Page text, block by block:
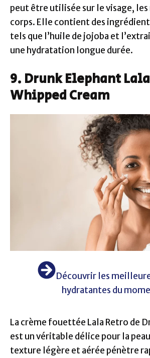
peut être utilisée sur le visage, les
corps. Elle contient des
tels que l’huile de jojoba et
une hydratation longue durée.
9. Drunk Elephant
Whipped Cream
Découvrir les
hydratantes du
La crème fouettée Lala Retro de
est un véritable délice pour la peau
texture légère et aérée pénètre